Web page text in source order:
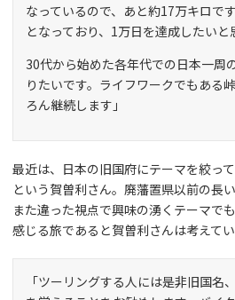
なっているので、あと約17万キロで
となっており、1万日を達成したいと
30代から始めた各年代での日本一周
りたいです。ライフワークでもある
ろん継続します」
最近は、日本の旧国府にテーマを絞っ
という賀曽利さん。廃藩置県以前の長
また違った視点で興味の湧くテーマで
感じる旅であると賀曽利さんは考えてい
「ツーリングする人には是非旧国名